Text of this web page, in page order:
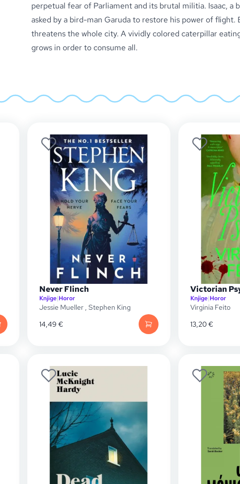
perpetual fear of Parliament and its brutal militia. Isaac, a
asked by a bird-man Garuda to restore his power of flight.
threatens the whole city. A vividly colored caterpillar
grows in order to consume all.
Never Flinch
Knjige|Horor
Jessie Mueller , Stephen King
14,49 €
Victorian
Knjige|Horor
Virginia Feito
13,20€